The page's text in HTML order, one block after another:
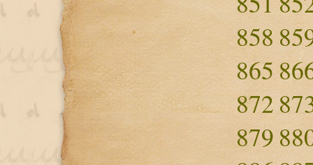
858
865
872
879